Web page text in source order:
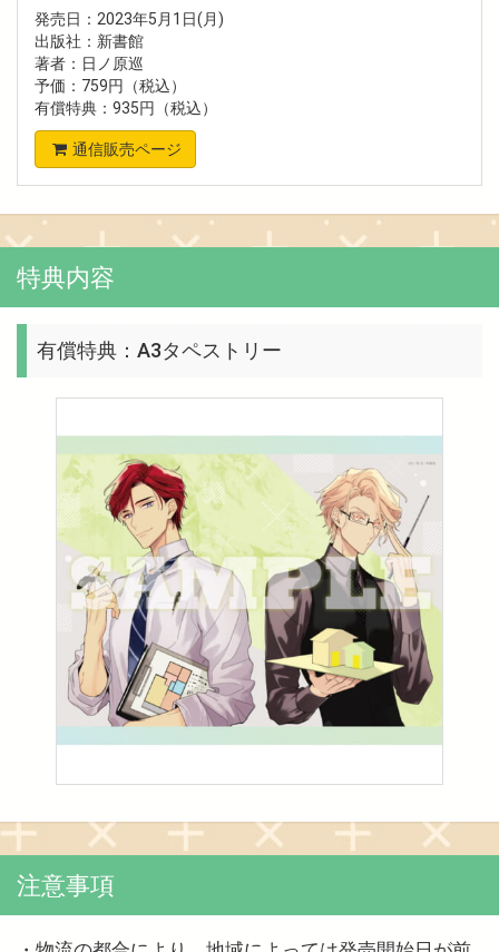
発売日：2023年5月1日(月)
出版社：新書館
著者：日ノ原巡
予価：759円（税込）
有償特典：935円（税込）
通信販売ページ
特典内容
有償特典：A3タペストリー
注意事項